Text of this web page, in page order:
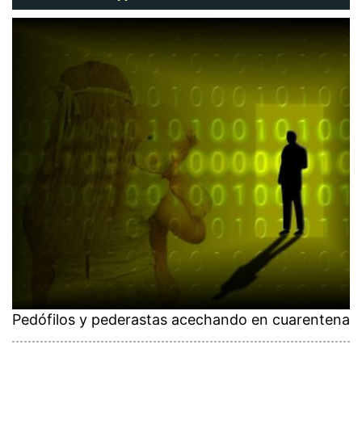
Pedófilos y pederastas acechando en cuarentena